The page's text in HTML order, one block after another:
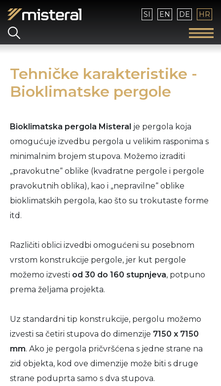
Izaberite vaš jezik
SI EN DE HR
Tehničke karakteristike -
Bioklimatske pergole
Bioklimatska pergola Misteral je pergola koja
omogućuje izvedbu pergola u velikim rasponima s
minimalnim brojem stupova. Možemo izraditi
„pravokutne“ oblike (kvadratne pergole i pergole
pravokutnih oblika), kao i „nepravilne“ oblike
bioklimatskih pergola, kao što su trokutaste forme
itd.
Različiti oblici izvedbi omogućeni su posebnom
vrstom konstrukcije pergole, jer kut pergole
možemo izvesti od 30 do 160 stupnjeva, potpuno
prema željama projekta.
Uz standardni tip konstrukcije, pergolu možemo
izvesti sa četiri stupova do dimenzije 7150 x 7150
mm. Ako je pergola pričvršćena s jedne strane na
zid objekta, kod ove dimenzije može biti s druge
strane poduprta samo s dva stupova.